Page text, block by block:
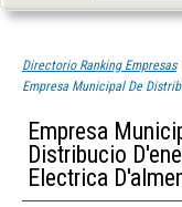
Directorio Ranking Empresas
Empresa Municipal De
Empresa
Distribucio
Electrica